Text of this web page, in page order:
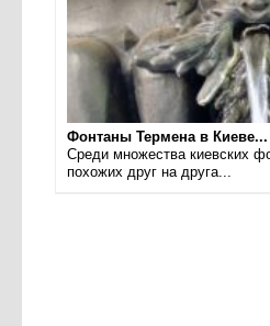
Фонтаны Термена в Киеве...
Среди множества киевских
похожих друг на друга...